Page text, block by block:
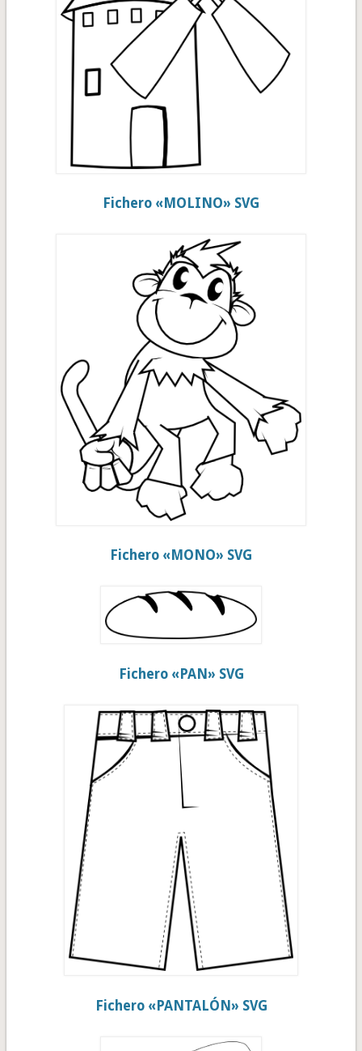
Fichero «MOLINO» SVG
Fichero «MONO» SVG
Fichero «PAN» SVG
Fichero «PANTALÓN» SVG